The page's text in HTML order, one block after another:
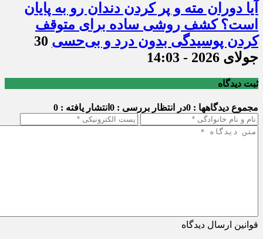
آیا دوران مته و پر کردن دندان رو به پایان
است؟ کشف روشی ساده برای متوقف
کردن پوسیدگی بدون درد و بی‌حسی 30
جولای 2026 - 14:03
ثبت دیدگاه
مجموع دیدگاهها : 0 در انتظار بررسی : 0 انتشار یافته : 0
قوانین ارسال دیدگاه